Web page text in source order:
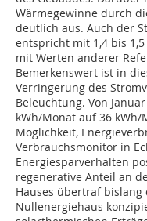
Wärmegewinne durch
deutlich aus. Auch der
entspricht mit 1,4 bis
mit Werten anderer
Bemerkenswert ist in
Verringerung des
Beleuchtung. Von
kWh/Monat auf 36
Möglichkeit,
Verbrauchsmonitor in
Energiesparverhalten
regenerative Anteil an
Hauses übertraf bislang
Nullenergiehaus